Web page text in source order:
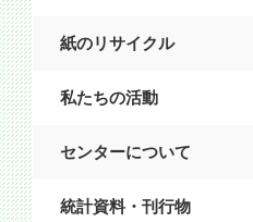
紙のリサイクル
私たちの活動
センターについて
統計資料・刊行物